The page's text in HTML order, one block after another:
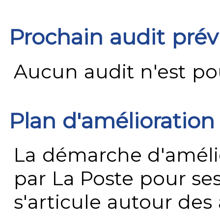
Prochain audit
Aucun audit n'est
Plan
La démarche
par La Poste pour
s'articule autour des